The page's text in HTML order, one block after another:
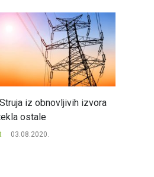
Struja iz obnovljivih izvora
ostale
03.08.2020.